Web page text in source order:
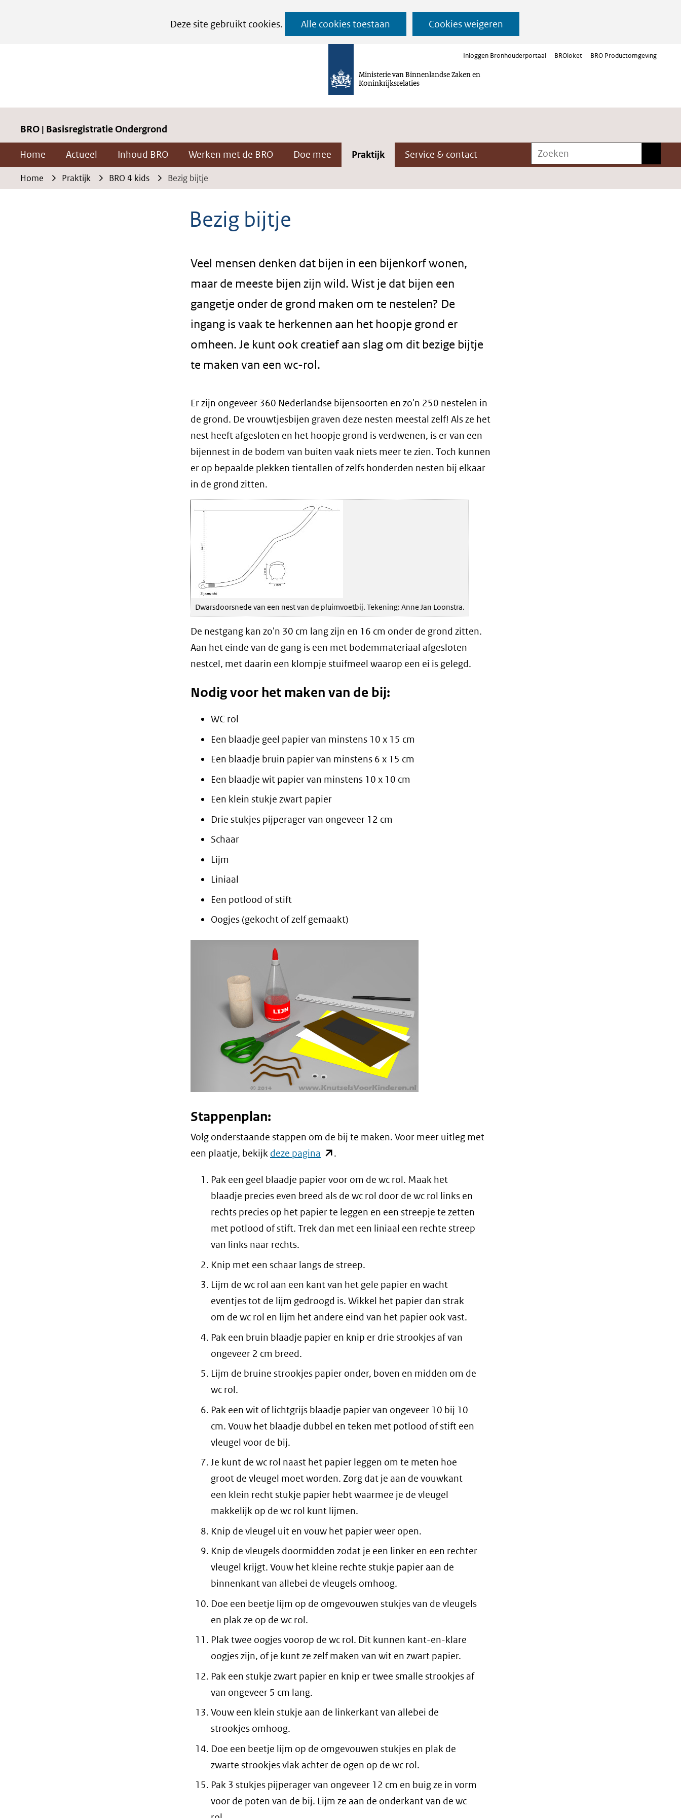
Deze site gebruikt cookies.
van
cookies
op
deze
website
worden
Alle cookies toestaan Cookies weigeren
Ga
naar
de
Ministerie van Binnenlandse Zaken en
Koninkrijksrelaties
Inloggen Bronhouderportaal BROloket BRO Productomgeving
BRO | Basisregistratie Ondergrond
Home Actueel Inhoud BRO Werken met de BRO Doe mee Praktijk Service & contact Zoeken
Home Praktijk BRO 4 kids Bezig bijtje
Bezig bijtje
Veel mensen denken dat bijen in een bijenkorf wonen,
maar de meeste bijen zijn wild. Wist je dat bijen een
gangetje onder de grond maken om te nestelen? De
ingang is vaak te herkennen aan het hoopje grond er
omheen. Je kunt ook creatief aan slag om dit bezige bijtje
te maken van een wc-rol.
Er zijn ongeveer 360 Nederlandse bijensoorten en zo'n 250 nestelen in
de grond. De vrouwtjesbijen graven deze nesten meestal zelf! Als ze het
nest heeft afgesloten en het hoopje grond is verdwenen, is er van een
bijennest in de bodem van buiten vaak niets meer te zien. Toch kunnen
er op bepaalde plekken tientallen of zelfs honderden nesten bij elkaar
in de grond zitten.
Dwarsdoorsnede van een nest van de pluimvoetbij. Tekening: Anne Jan Loonstra.
De nestgang kan zo'n 30 cm lang zijn en 16 cm onder de grond zitten.
Aan het einde van de gang is een met bodemmateriaal afgesloten
nestcel, met daarin een klompje stuifmeel waarop een ei is gelegd.
Nodig voor het maken van de bij:
WC rol
Een blaadje geel papier van minstens 10 x 15 cm
Een blaadje bruin papier van minstens 6 x 15 cm
Een blaadje wit papier van minstens 10 x 10 cm
Een klein stukje zwart papier
Drie stukjes pijperager van ongeveer 12 cm
Schaar
Lijm
Liniaal
Een potlood of stift
Oogjes (gekocht of zelf gemaakt)
Stappenplan:
Volg onderstaande stappen om de bij te maken. Voor meer uitleg met
een plaatje, bekijk deze pagina (opent
nieuw
venster)
(verwijst
naar
andere
website)
.
Pak een geel blaadje papier voor om de wc rol. Maak het
blaadje precies even breed als de wc rol door de wc rol links en
rechts precies op het papier te leggen en een streepje te zetten
met potlood of stift. Trek dan met een liniaal een rechte streep
van links naar rechts.
Knip met een schaar langs de streep.
Lijm de wc rol aan een kant van het gele papier en wacht
eventjes tot de lijm gedroogd is. Wikkel het papier dan strak
om de wc rol en lijm het andere eind van het papier ook vast.
Pak een bruin blaadje papier en knip er drie strookjes af van
ongeveer 2 cm breed.
Lijm de bruine strookjes papier onder, boven en midden om de
wc rol.
Pak een wit of lichtgrijs blaadje papier van ongeveer 10 bij 10
cm. Vouw het blaadje dubbel en teken met potlood of stift een
vleugel voor de bij.
Je kunt de wc rol naast het papier leggen om te meten hoe
groot de vleugel moet worden. Zorg dat je aan de vouwkant
een klein recht stukje papier hebt waarmee je de vleugel
makkelijk op de wc rol kunt lijmen.
Knip de vleugel uit en vouw het papier weer open.
Knip de vleugels doormidden zodat je een linker en een rechter
vleugel krijgt. Vouw het kleine rechte stukje papier aan de
binnenkant van allebei de vleugels omhoog.
Doe een beetje lijm op de omgevouwen stukjes van de vleugels
en plak ze op de wc rol.
Plak twee oogjes voorop de wc rol. Dit kunnen kant-en-klare
oogjes zijn, of je kunt ze zelf maken van wit en zwart papier.
Pak een stukje zwart papier en knip er twee smalle strookjes af
van ongeveer 5 cm lang.
Vouw een klein stukje aan de linkerkant van allebei de
strookjes omhoog.
Doe een beetje lijm op de omgevouwen stukjes en plak de
zwarte strookjes vlak achter de ogen op de wc rol.
Pak 3 stukjes pijperager van ongeveer 12 cm en buig ze in vorm
voor de poten van de bij. Lijm ze aan de onderkant van de wc